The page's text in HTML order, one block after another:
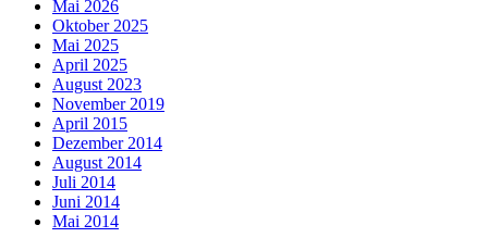
Mai 2026
Oktober 2025
Mai 2025
April 2025
August 2023
November 2019
April 2015
Dezember 2014
August 2014
Juli 2014
Juni 2014
Mai 2014